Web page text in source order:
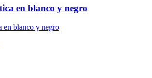
en blanco y negro